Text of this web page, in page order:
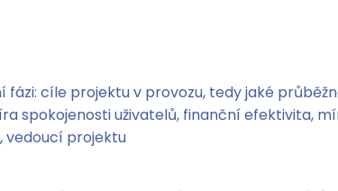
fázi: cíle projektu v provozu, tedy jaké
spokojenosti uživatelů, finanční efektivita,
vedoucí projektu